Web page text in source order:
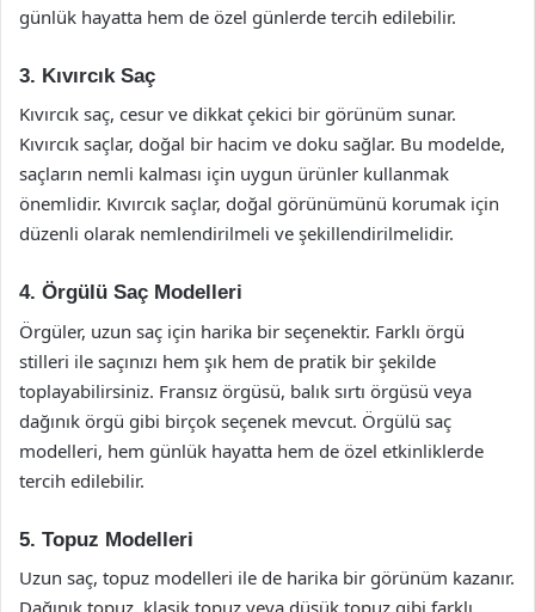
günlük hayatta hem de özel günlerde tercih edilebilir.
3. Kıvırcık Saç
Kıvırcık saç, cesur ve dikkat çekici bir görünüm sunar.
Kıvırcık saçlar, doğal bir hacim ve doku sağlar. Bu modelde,
saçların nemli kalması için uygun ürünler kullanmak
önemlidir. Kıvırcık saçlar, doğal görünümünü korumak için
düzenli olarak nemlendirilmeli ve şekillendirilmelidir.
4. Örgülü Saç Modelleri
Örgüler, uzun saç için harika bir seçenektir. Farklı örgü
stilleri ile saçınızı hem şık hem de pratik bir şekilde
toplayabilirsiniz. Fransız örgüsü, balık sırtı örgüsü veya
dağınık örgü gibi birçok seçenek mevcut. Örgülü saç
modelleri, hem günlük hayatta hem de özel etkinliklerde
tercih edilebilir.
5. Topuz Modelleri
Uzun saç, topuz modelleri ile de harika bir görünüm kazanır.
Dağınık topuz, klasik topuz veya düşük topuz gibi farklı